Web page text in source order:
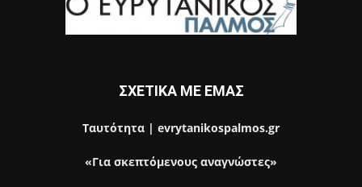
ΣΧΕΤΙΚΑ ΜΕ ΕΜΑΣ
Ταυτότητα | evrytanikospalmos.gr
«Για σκεπτόμενους αναγνώστες»